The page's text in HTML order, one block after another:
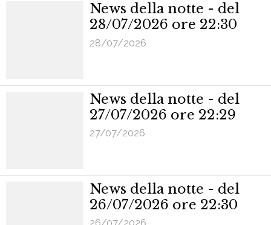
News della notte - del
28/07/2026 ore 22:30
28/07/2026
News della notte - del
27/07/2026 ore 22:29
27/07/2026
News della notte - del
26/07/2026 ore 22:30